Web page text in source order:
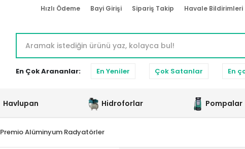
Hızlı Ödeme Bayi Girişi Sipariş Takip Havale Bildirimleri
En Çok Arananlar: En Yeniler Çok Satanlar En
Havlupan Hidroforlar Pompalar
Premio Alüminyum Radyatörler